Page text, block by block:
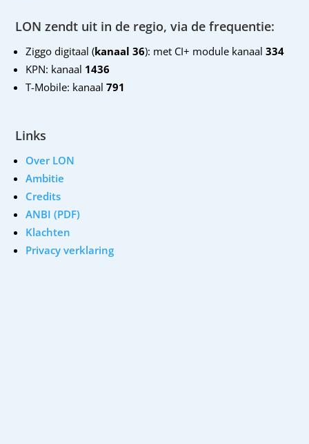
LON zendt uit in de regio, via de frequentie:
Ziggo digitaal (kanaal 36): met CI+ module kanaal 334
KPN: kanaal 1436
T-Mobile: kanaal791
Links
Over LON
Ambitie
Credits
ANBI (PDF)
Klachten
Privacy verklaring